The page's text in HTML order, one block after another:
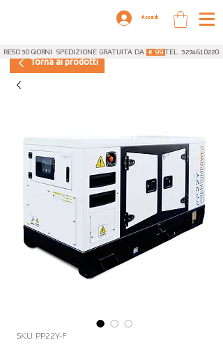
Accedi
RESO 30 GIORNI SPEDIZIONE GRATUITA DA € 99TEL. 3274610220
Torna ai prodotti
SKU: PP22Y-F